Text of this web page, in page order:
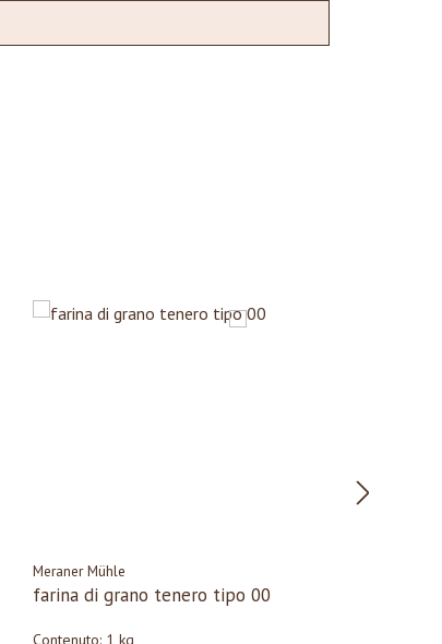
Meraner Mühle
farina di grano tenero tipo 00
Contenuto: 1 kg